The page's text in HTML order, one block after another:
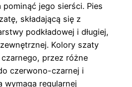
pominąć jego sierści. Pies
składającą się z
podkładowej i długiej,
Kolory szaty
przez różne
czerwono-czarnej i
wymaga regularnej